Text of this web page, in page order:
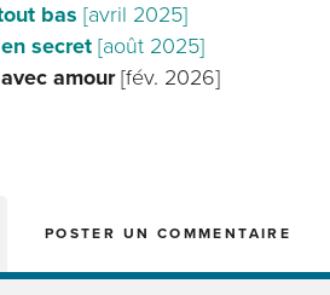
bas [avril 2025]
secret [août 2025]
amour[fév. 2026]
POSTER UN COMMENTAIRE